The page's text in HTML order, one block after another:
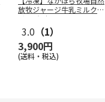
放牧ジャージ牛乳ミルクア
イス6個セ
3.0 （1）
3,900円
(送料・税込)